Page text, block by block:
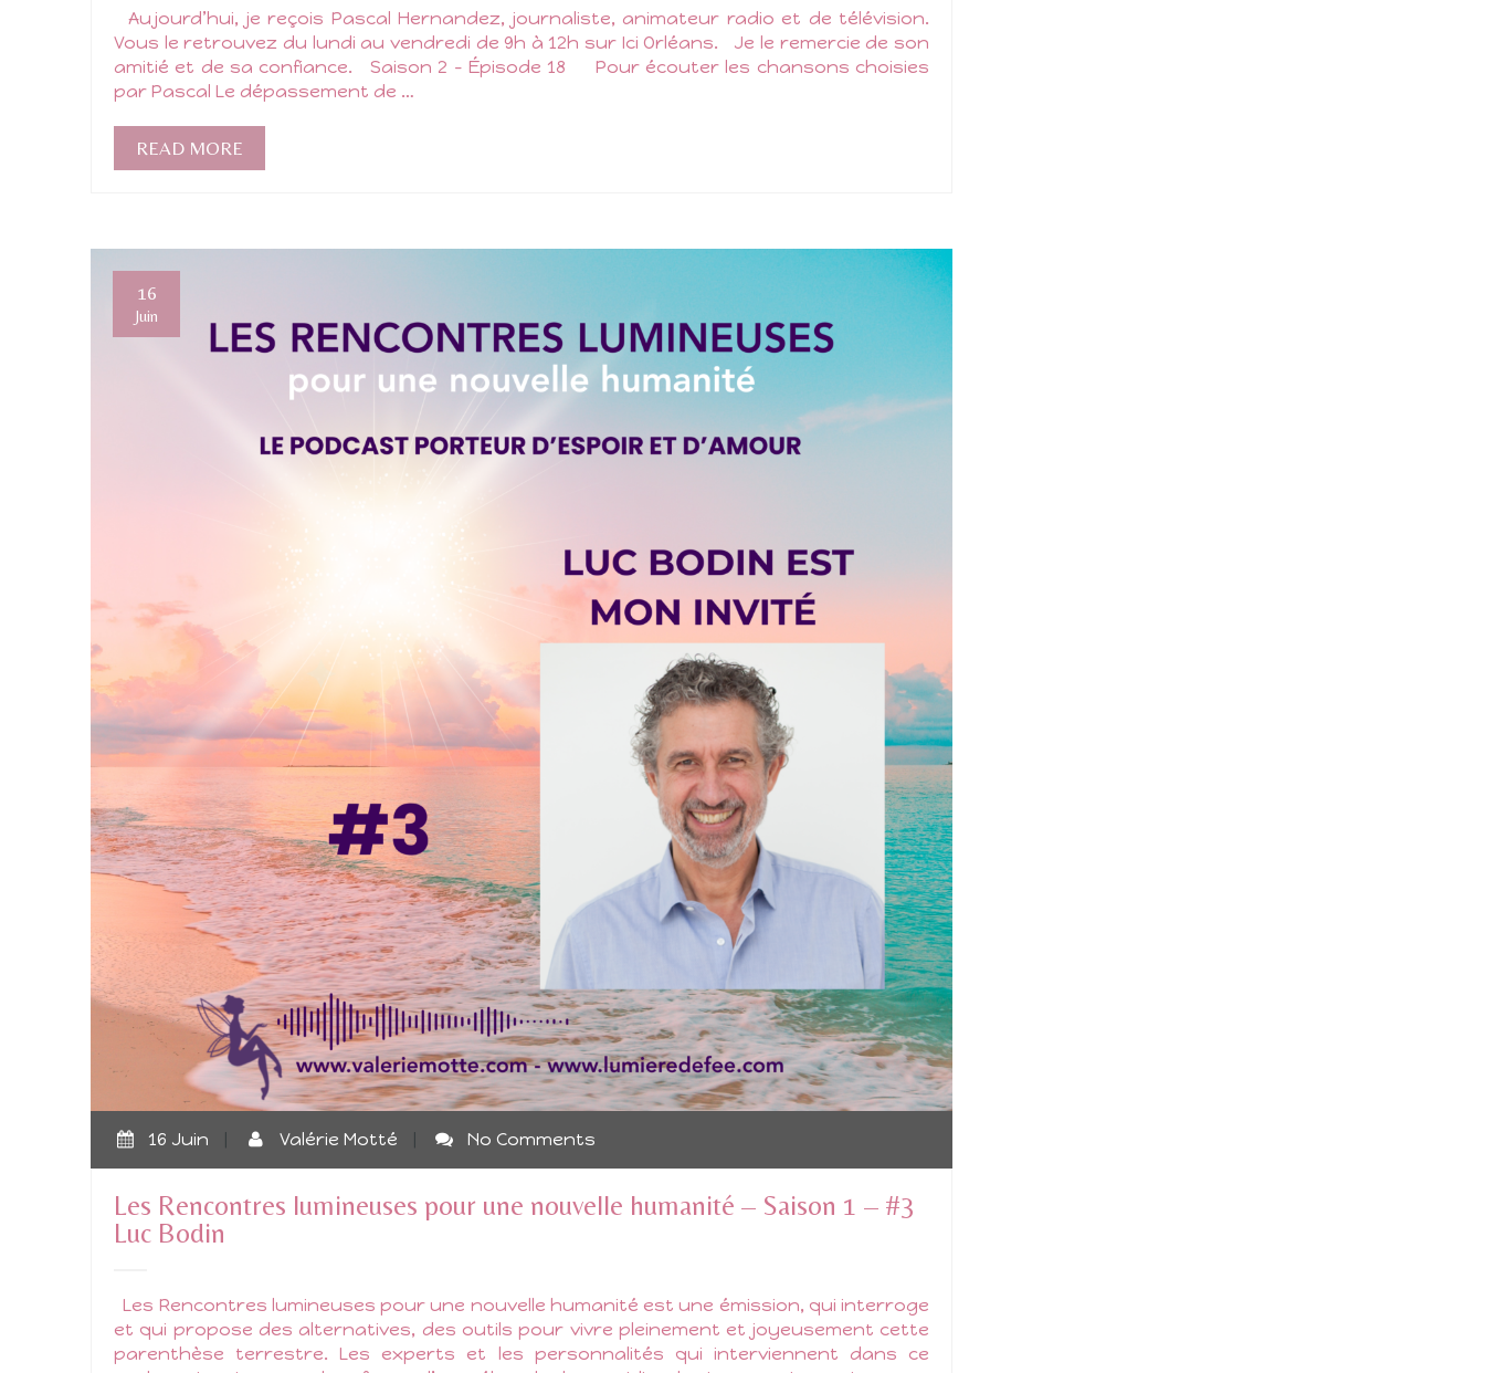
Aujourd’hui, je reçois Pascal Hernandez, journaliste, animateur radio et de télévision.
Vous le retrouvez du lundi au vendredi de 9h à 12h sur Ici Orléans. Je le remercie de son
amitié et de sa confiance. Saison 2 – Épisode 18 Pour écouter les chansons choisies
par Pascal Le dépassement de …
READ MORE
16
Juin
16 Juin | Valérie Motté | No Comments
Les Rencontres lumineuses pour une nouvelle humanité – Saison 1 – #3
Luc Bodin
Les Rencontres lumineuses pour une nouvelle humanité est une émission, qui interroge
et qui propose des alternatives, des outils pour vivre pleinement et joyeusement cette
parenthèse terrestre. Les experts et les personnalités qui interviennent dans ce